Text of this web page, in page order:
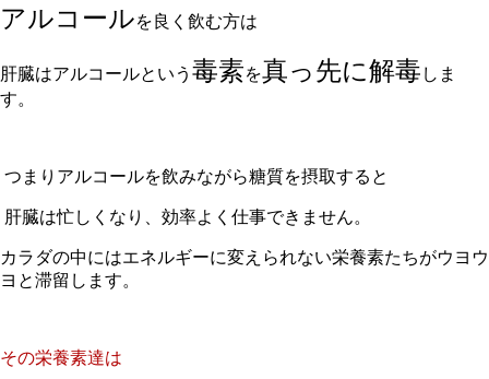
アルコールを良く飲む方は
肝臓はアルコールという 毒素を真っ先に解毒 しま
す。
つまりアルコールを飲みながら糖質を摂取すると
肝臓は忙しくなり、効率よく仕事できません。
カラダの中にはエネルギーに変えられない栄養素たちがウヨウ
ヨと滞留します。
その栄養素達は